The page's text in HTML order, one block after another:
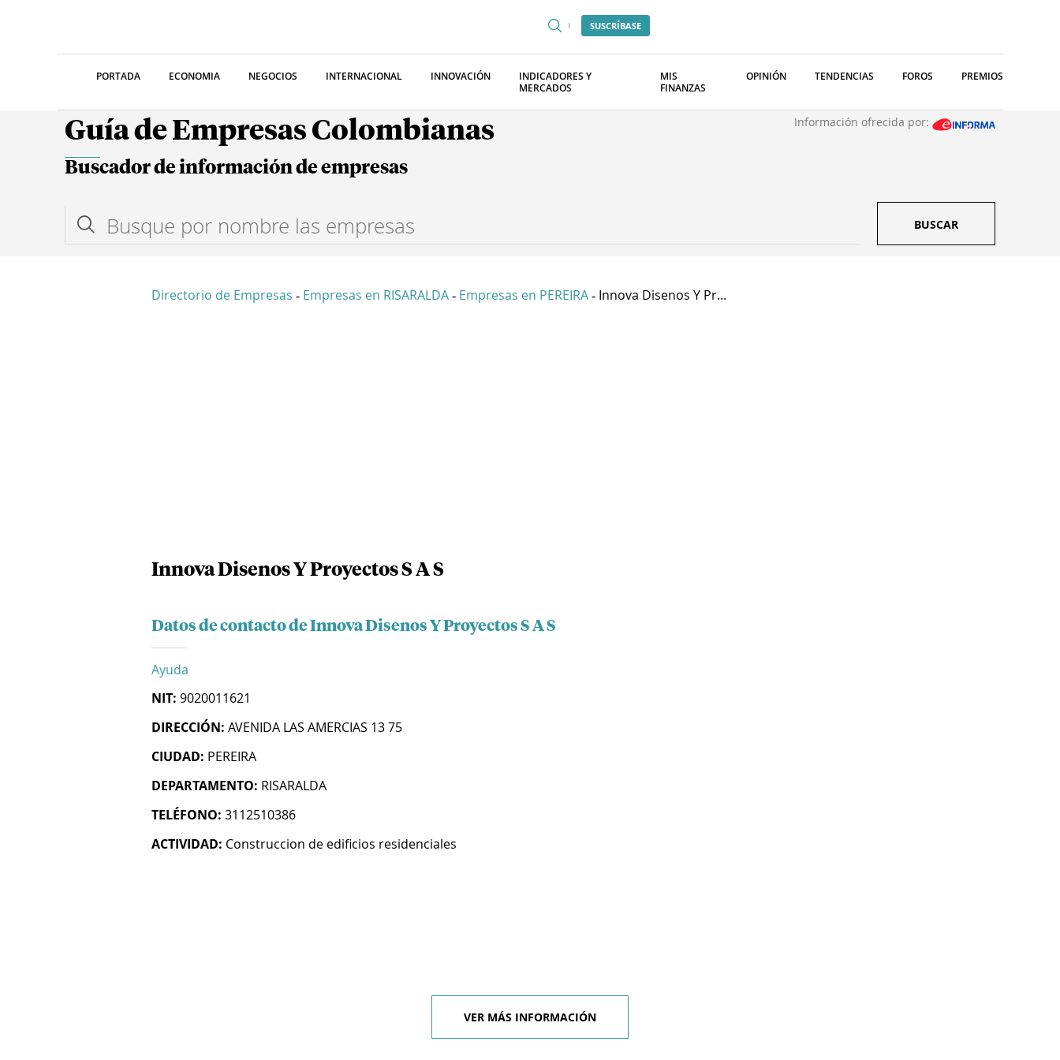
SUSCRÍBASE
PORTADA ECONOMIA NEGOCIOS INTERNACIONAL INNOVACIÓN
INDICADORES Y
MERCADOS
MIS
FINANZAS
OPINIÓN TENDENCIAS FOROS PREMIOS
Guía de Empresas Colombianas Información ofrecida por:
Buscador de información de empresas
BUSCAR
Directorio de Empresas - Empresas en RISARALDA - Empresas en PEREIRA - Innova Disenos Y Pr...
Innova Disenos Y Proyectos S A S
Datos de contacto de Innova Disenos Y Proyectos S A S
Ayuda
NIT: 9020011621
DIRECCIÓN: AVENIDA LAS AMERCIAS 13 75
CIUDAD: PEREIRA
DEPARTAMENTO: RISARALDA
TELÉFONO: 3112510386
ACTIVIDAD: Construccion de edificios residenciales
VER MÁS INFORMACIÓN